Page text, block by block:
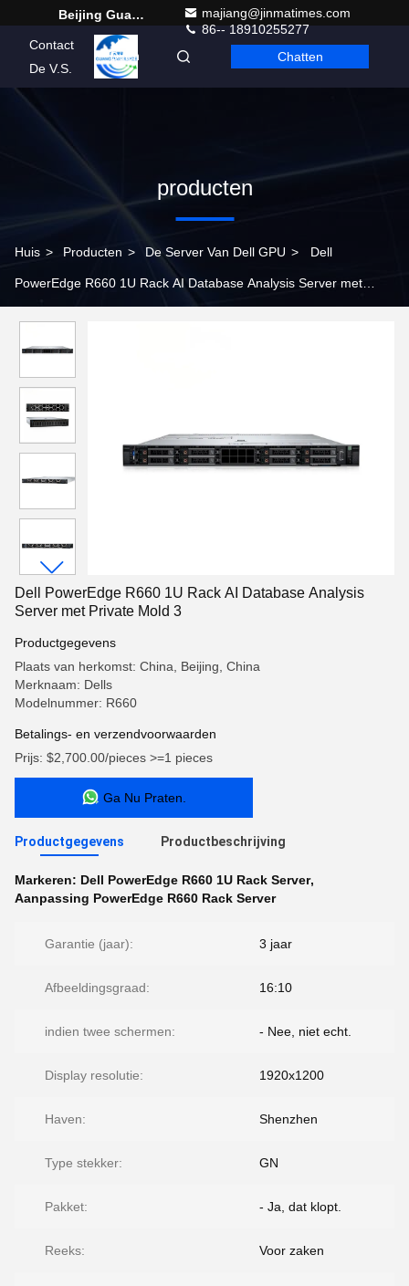
Beijing Guangtian Runze Technology Co., Ltd.
majiang@jinmatimes.com
86-- 18910255277
Contact
De V.S.
Dutch Chatten
producten
Huis > Producten > De Server Van Dell GPU > Dell
PowerEdge R660 1U Rack AI Database Analysis Server met
Dell PowerEdge R660 1U Rack AI Database Analysis
Server met Private Mold 3
Productgegevens
Plaats van herkomst: China, Beijing, China
Merknaam: Dells
Modelnummer: R660
Betalings- en verzendvoorwaarden
Prijs: $2,700.00/pieces >=1 pieces
Ga Nu Praten.
Productgegevens Productbeschrijving
Markeren: Dell PowerEdge R660 1U Rack Server,
Aanpassing PowerEdge R660 Rack Server
Garantie (jaar): 3 jaar
Afbeeldingsgraad: 16:10
indien twee schermen: - Nee, niet echt.
Display resolutie: 1920x1200
Haven: Shenzhen
Type stekker: GN
Pakket: - Ja, dat klopt.
Reeks: Voor zaken